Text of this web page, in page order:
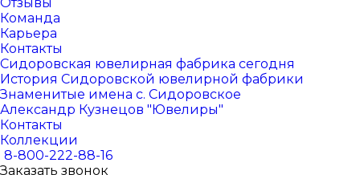
Команда
Карьера
Контакты
Сидоровская ювелирная фабрика сегодня
История Сидоровской ювелирной фабрики
Знаменитые имена с. Сидоровское
Александр Кузнецов "Ювелиры"
Контакты
Коллекции
8-800-222-88-16
Заказать звонок